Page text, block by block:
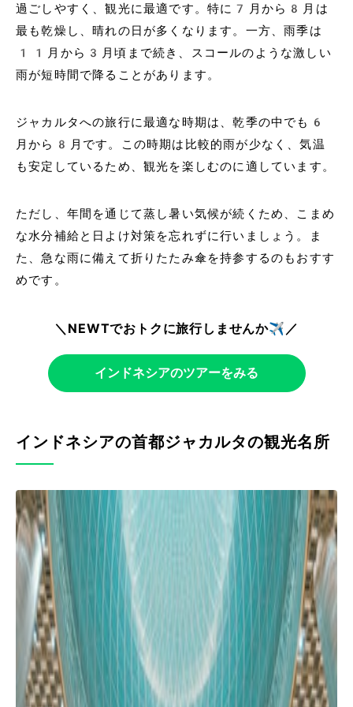
過ごしやすく、観光に最適です。特に7月から8月は
最も乾燥し、晴れの日が多くなります。一方、雨季は
11月から3月頃まで続き、スコールのような激しい
雨が短時間で降ることがあります。
ジャカルタへの旅行に最適な時期は、乾季の中でも6
月から8月です。この時期は比較的雨が少なく、気温
も安定しているため、観光を楽しむのに適しています。
ただし、年間を通じて蒸し暑い気候が続くため、こまめ
な水分補給と日よけ対策を忘れずに行いましょう。ま
た、急な雨に備えて折りたたみ傘を持参するのもおすす
めです。
＼NEWTでおトクに旅行しませんか✈️／
インドネシアのツアーをみる
インドネシアの首都ジャカルタの観光名所